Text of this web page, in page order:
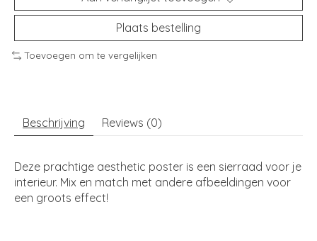
Plaats bestelling
Toevoegen om te vergelijken
Beschrijving Reviews (0)
Deze prachtige aesthetic poster is een sierraad voor je
interieur. Mix en match met andere afbeeldingen voor
een groots effect!